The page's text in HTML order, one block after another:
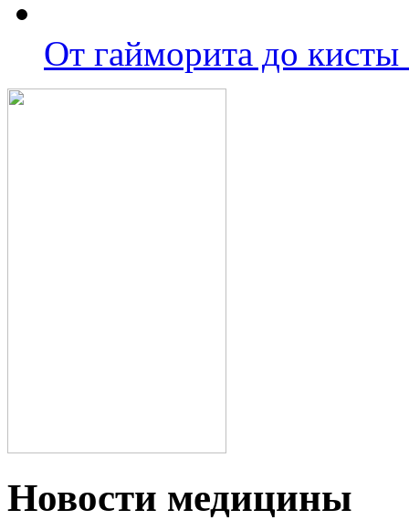
От гайморита до кисты
Новости медицины